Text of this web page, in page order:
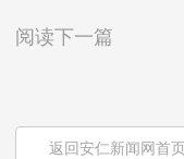
阅读下一篇
返回安仁新闻网首页